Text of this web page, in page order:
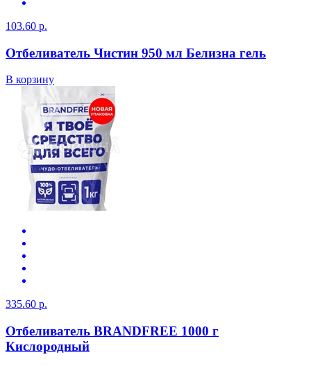
103.60 р.
Отбеливатель Чистин 950 мл Белизна гель
В корзину
335.60 р.
Отбеливатель BRANDFREE 1000 г
Кислородный